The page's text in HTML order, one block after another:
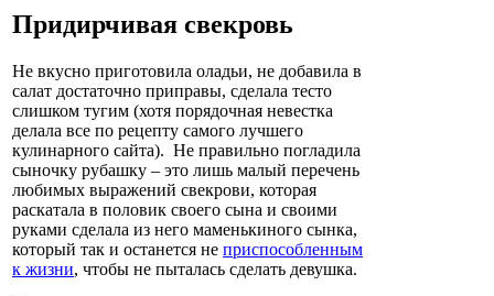
Придирчивая свекровь
Не вкусно приготовила оладьи, не добавила в
салат достаточно приправы, сделала тесто
слишком тугим (хотя порядочная невестка
делала все по рецепту самого лучшего
кулинарного сайта). Не правильно погладила
сыночку рубашку – это лишь малый перечень
любимых выражений свекрови, которая
раскатала в половик своего сына и своими
руками сделала из него маменькиного сынка,
который так и останется не приспособленным
к жизни, чтобы не пыталась сделать девушка.